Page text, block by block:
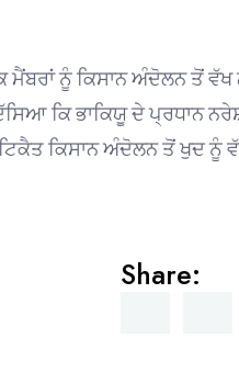
ਨੂੰ ਕਿਸਾਨ ਅੰਦੋਲਨ ਤੋਂ ਵੱਖ
ਕਿ ਭਾਕਿਯੂ ਦੇ ਪ੍ਰਧਾਨ
ਕਿਸਾਨ ਅੰਦੋਲਨ ਤੋਂ ਖੁਦ ਨੂੰ
Share: